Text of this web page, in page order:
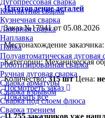
Контактная сварка
Кузнечная сварка
Лазерная сварка
Наплавка
Пайка
Полуавтоматическая дуговая
Роботизированная сварка
Ручная дуговая сварка
Сварка арматуры
Сварка взрывом
Сварка под слоем флюса
Сварка трением
Изготовление деталей
Заказ №17941 от 05.08.2026
Местонахождение
Категории:Механическая
Количество:315 шт Цена:
Посмотреть заказ
Показать все